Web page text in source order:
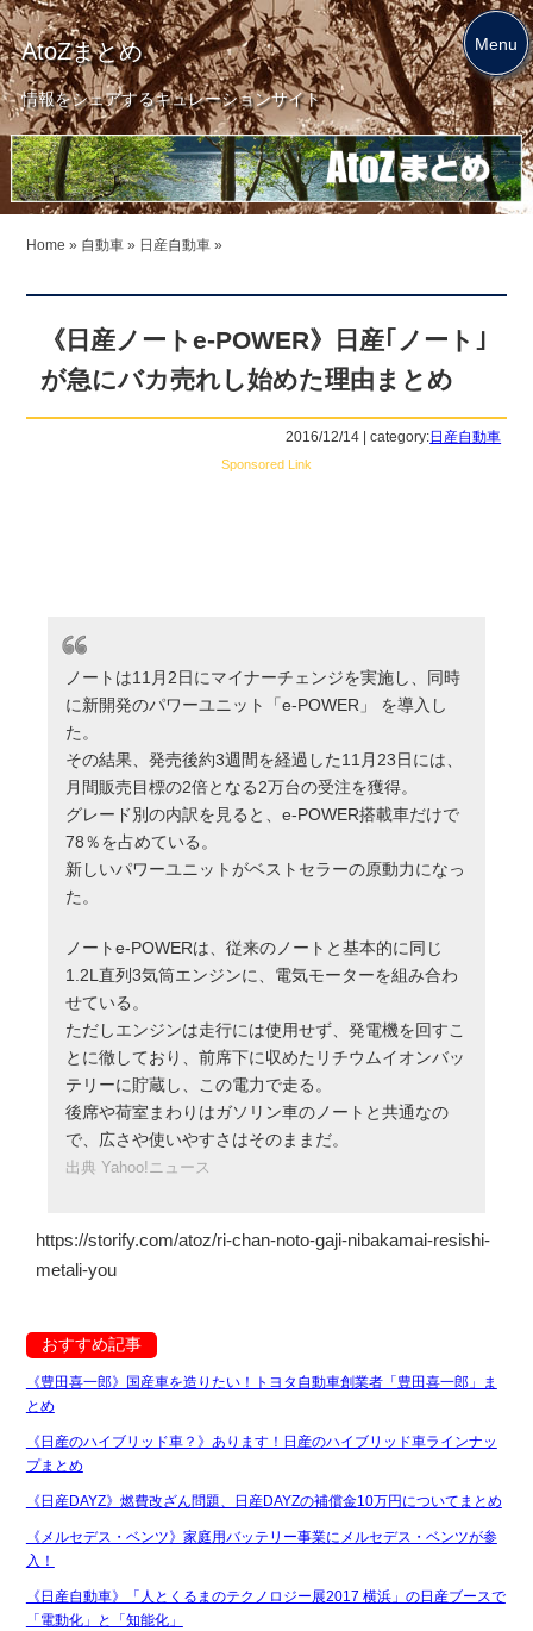
AtoZまとめ
情報をシェアするキュレーションサイト
Home » 自動車 » 日産自動車 »
《日産ノートe-POWER》日産｢ノート｣
が急にバカ売れし始めた理由まとめ
2016/12/14 | category:日産自動車
Sponsored Link
ノートは11月2日にマイナーチェンジを実施し、同時
に新開発のパワーユニット「e-POWER」 を導入し
た。
その結果、発売後約3週間を経過した11月23日には、
月間販売目標の2倍となる2万台の受注を獲得。
グレード別の内訳を見ると、e-POWER搭載車だけで
78％を占めている。
新しいパワーユニットがベストセラーの原動力になっ
た。
ノートe-POWERは、従来のノートと基本的に同じ
1.2L直列3気筒エンジンに、電気モーターを組み合わ
せている。
ただしエンジンは走行には使用せず、発電機を回すこ
とに徹しており、前席下に収めたリチウムイオンバッ
テリーに貯蔵し、この電力で走る。
後席や荷室まわりはガソリン車のノートと共通なの
で、広さや使いやすさはそのままだ。
出典 Yahoo!ニュース
https://storify.com/atoz/ri-chan-noto-gaji-nibakamai-resishi-
metali-you
おすすめ記事
《豊田喜一郎》国産車を造りたい！トヨタ自動車創業者「豊田喜一郎」ま
とめ
《日産のハイブリッド車？》あります！日産のハイブリッド車ラインナッ
プまとめ
《日産DAYZ》燃費改ざん問題、日産DAYZの補償金10万円についてまとめ
《メルセデス・ベンツ》家庭用バッテリー事業にメルセデス・ベンツが参
入！
《日産自動車》「人とくるまのテクノロジー展2017 横浜」の日産ブースで
「電動化」と「知能化」
Menu